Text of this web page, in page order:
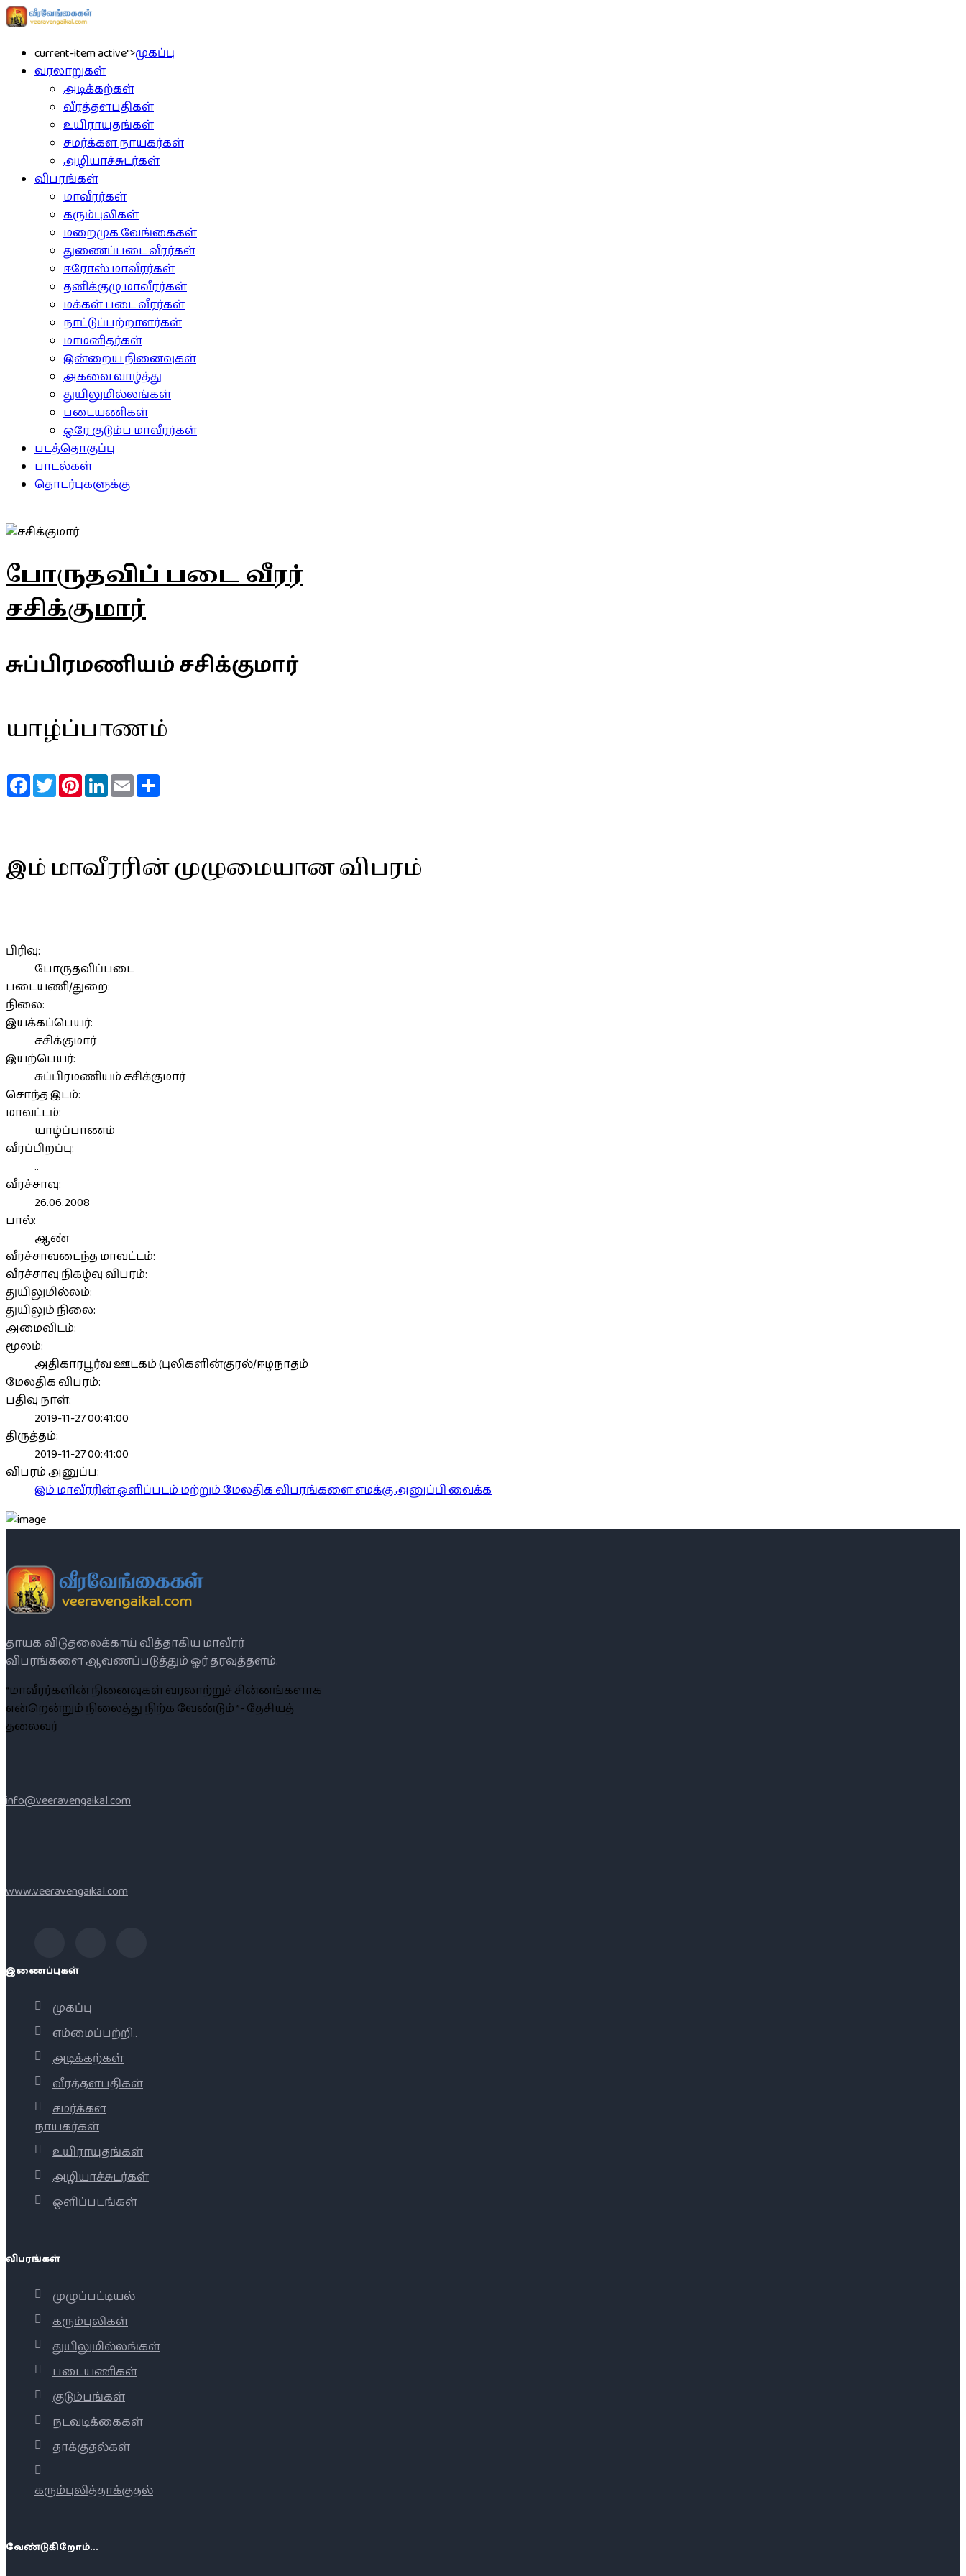
current-item active">முகப்பு
வரலாறுகள்
அடிக்கற்கள்
வீரத்தளபதிகள்
உயிராயுதங்கள்
சமர்க்கள நாயகர்கள்
அழியாச்சுடர்கள்
விபரங்கள்
மாவீரர்கள்
கரும்புலிகள்
மறைமுக வேங்கைகள்
துணைப்படை வீரர்கள்
ஈரோஸ் மாவீரர்கள்
தனிக்குழு மாவீரர்கள்
மக்கள் படை வீரர்கள்
நாட்டுப்பற்றாளர்கள்
மாமனிதர்கள்
இன்றைய நினைவுகள்
அகவை வாழ்த்து
துயிலுமில்லங்கள்
படையணிகள்
ஒரே குடும்ப மாவீரர்கள்
படத்தொகுப்பு
பாடல்கள்
தொடர்புகளுக்கு
போருதவிப் படை வீரர்
சசிக்குமார்
சுப்பிரமணியம் சசிக்குமார்
யாழ்ப்பாணம்
FacebookTwitterPinterestLinkedInEmail
இம் மாவீரரின் முழுமையான விபரம்
பிரிவு:
போருதவிப்படை
படையணி/துறை:
நிலை:
இயக்கப்பெயர்:
சசிக்குமார்
இயற்பெயர்:
சுப்பிரமணியம் சசிக்குமார்
சொந்த இடம்:
மாவட்டம்:
யாழ்ப்பாணம்
வீரப்பிறப்பு:
..
வீரச்சாவு:
26.06.2008
பால்:
ஆண்
வீரச்சாவடைந்த மாவட்டம்:
வீரச்சாவு நிகழ்வு விபரம்:
துயிலுமில்லம்:
துயிலும் நிலை:
அமைவிடம்:
மூலம்:
அதிகாரபூர்வ ஊடகம் (புலிகளின்குரல்/ஈழநாதம்
மேலதிக விபரம்:
பதிவு நாள்:
2019-11-27 00:41:00
திருத்தம்:
2019-11-27 00:41:00
விபரம் அனுப்ப:
இம் மாவீரரின் ஒளிப்படம் மற்றும் மேலதிக விபரங்களை எமக்கு அனுப்பி வைக்க
தாயக விடுதலைக்காய் வித்தாகிய மாவீரர்
விபரங்களை ஆவணப்படுத்தும் ஓர் தரவுத்தளம்.
“மாவீரர்களின் நினைவுகள் வரலாற்றுச் சின்னங்களாக
என்றென்றும் நிலைத்து நிற்க வேண்டும் ”- தேசியத்
தலைவர்
info@veeravengaikal.com
www.veeravengaikal.com
இணைப்புகள்
முகப்பு
எம்மைப்பற்றி..
அடிக்கற்கள்
வீரத்தளபதிகள்
சமர்க்கள
நாயகர்கள்
உயிராயுதங்கள்
அழியாச்சுடர்கள்
ஒளிப்படங்கள்
விபரங்கள்
முழுப்பட்டியல்
கரும்புலிகள்
துயிலுமில்லங்கள்
படையணிகள்
குடும்பங்கள்
நடவடிக்கைகள்
தாக்குதல்கள்
கரும்புலித்தாக்குதல்
வேண்டுகிறோம்...